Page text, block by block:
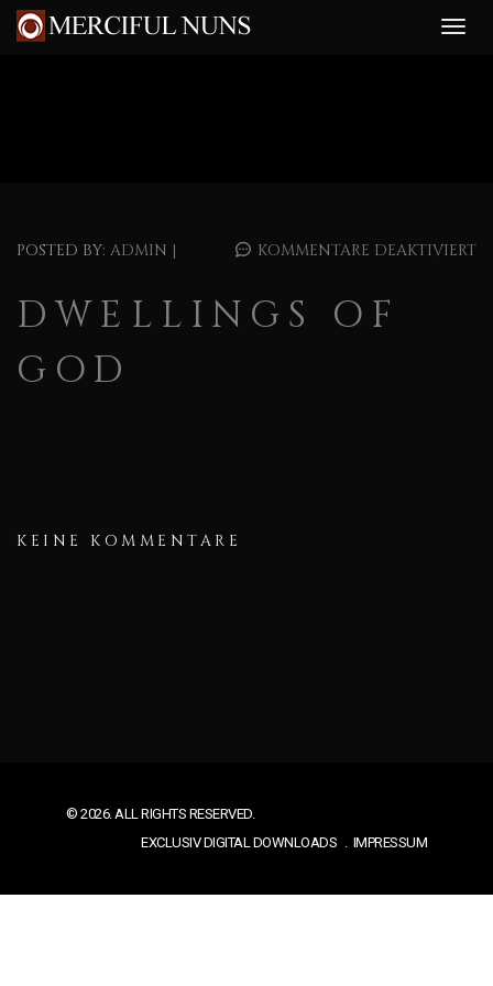
POSTED BY: ADMIN | KOMMENTARE DEAKTIVIERT
DWELLINGS OF
GOD
KEINE KOMMENTARE
© 2026. ALL RIGHTS RESERVED.
EXCLUSIV DIGITAL DOWNLOADS
IMPRESSUM